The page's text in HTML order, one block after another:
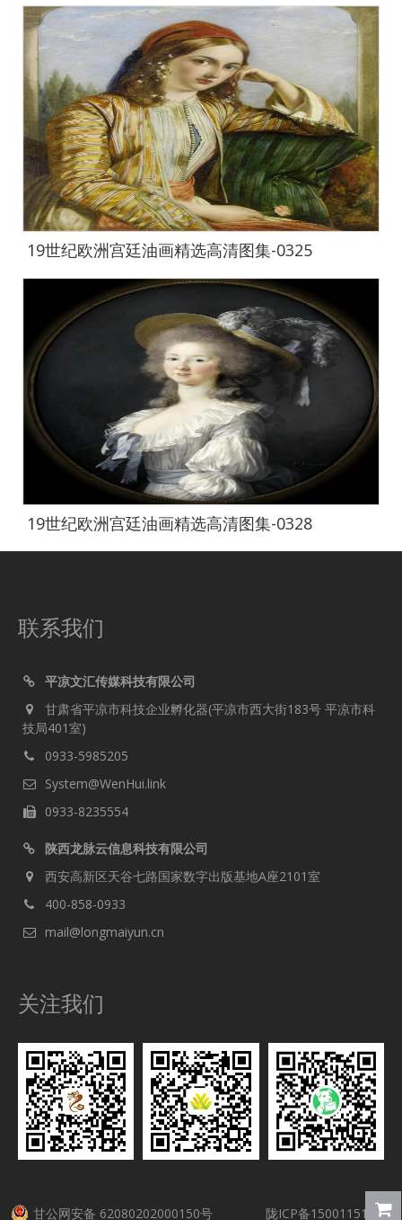
19世纪欧洲宫廷油画精选高清图集-0325
19世纪欧洲宫廷油画精选高清图集-0328
联系我们
平凉文汇传媒科技有限公司
甘肃省平凉市科技企业孵化器(平凉市西大街183号 平凉市科
技局401室)
0933-5985205
System@WenHui.link
0933-8235554
陕西龙脉云信息科技有限公司
西安高新区天谷七路国家数字出版基地A座2101室
400-858-0933
mail@longmaiyun.cn
关注我们
甘公网安备 62080202000150号 陇ICP备15001151号-5